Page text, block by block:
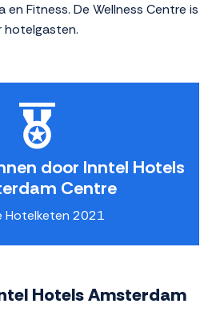
en Fitness. De Wellness Centre is
hotelgasten.
door Inntel Hotels
Centre
Hotelketen 2021
Hotels Amsterdam